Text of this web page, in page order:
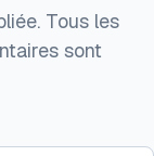
Tous les
sont